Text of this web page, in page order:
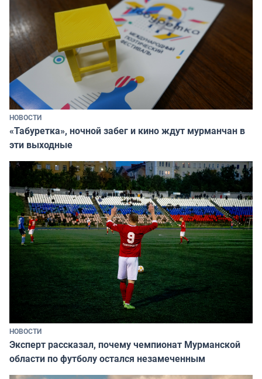
НОВОСТИ
«Табуретка», ночной забег и кино ждут мурманчан в
эти выходные
НОВОСТИ
Эксперт рассказал, почему чемпионат Мурманской
области по футболу остался незамеченным